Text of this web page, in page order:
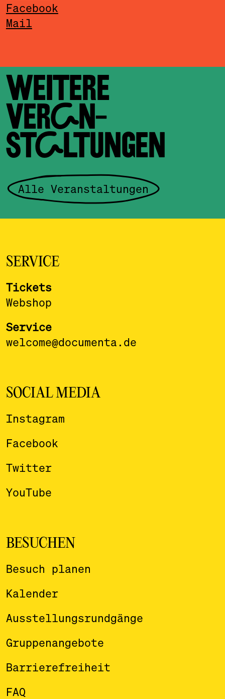
Facebook
Mail
WEITERE
VERAN­
STALTUNGEN
Alle Veranstaltungen
SERVICE
Tickets
Webshop
Service
welcome@documenta.de
SOCIAL MEDIA
Instagram
Facebook
Twitter
YouTube
BESUCHEN
Besuch planen
Kalender
Ausstellungsrundgänge
Gruppenangebote
Barrierefreiheit
FAQ